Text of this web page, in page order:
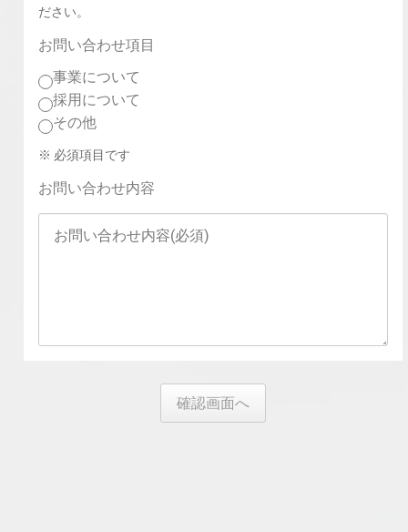
ださい。
お問い合わせ項目
事業について
採用について
その他
※ 必須項目です
お問い合わせ内容
確認画面へ